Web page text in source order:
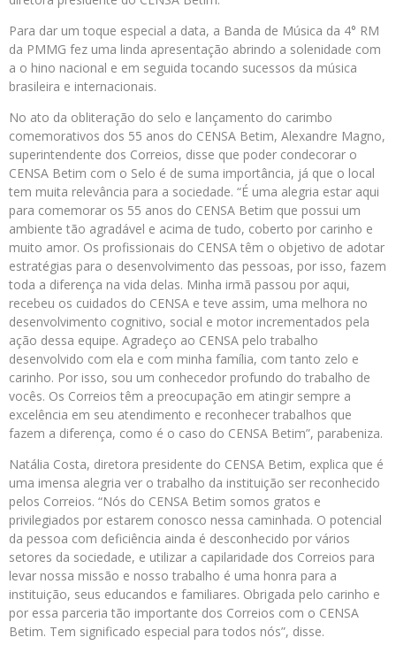
Para dar um toque especial a data, a Banda de Música da 4° RM
da PMMG fez uma linda apresentação abrindo a solenidade com
a o hino nacional e em seguida tocando sucessos da música
brasileira e internacionais.
No ato da obliteração do selo e lançamento do carimbo
comemorativos dos 55 anos do CENSA Betim, Alexandre Magno,
superintendente dos Correios, disse que poder condecorar o
CENSA Betim com o Selo é de suma importância, já que o local
tem muita relevância para a sociedade. “É uma alegria estar aqui
para comemorar os 55 anos do CENSA Betim que possui um
ambiente tão agradável e acima de tudo, coberto por carinho e
muito amor. Os profissionais do CENSA têm o objetivo de adotar
estratégias para o desenvolvimento das pessoas, por isso, fazem
toda a diferença na vida delas. Minha irmã passou por aqui,
recebeu os cuidados do CENSA e teve assim, uma melhora no
desenvolvimento cognitivo, social e motor incrementados pela
ação dessa equipe. Agradeço ao CENSA pelo trabalho
desenvolvido com ela e com minha família, com tanto zelo e
carinho. Por isso, sou um conhecedor profundo do trabalho de
vocês. Os Correios têm a preocupação em atingir sempre a
excelência em seu atendimento e reconhecer trabalhos que
fazem a diferença, como é o caso do CENSA Betim”, parabeniza.
Natália Costa, diretora presidente do CENSA Betim, explica que é
uma imensa alegria ver o trabalho da instituição ser reconhecido
pelos Correios. “Nós do CENSA Betim somos gratos e
privilegiados por estarem conosco nessa caminhada. O potencial
da pessoa com deficiência ainda é desconhecido por vários
setores da sociedade, e utilizar a capilaridade dos Correios para
levar nossa missão e nosso trabalho é uma honra para a
instituição, seus educandos e familiares. Obrigada pelo carinho e
por essa parceria tão importante dos Correios com o CENSA
Betim. Tem significado especial para todos nós”, disse.